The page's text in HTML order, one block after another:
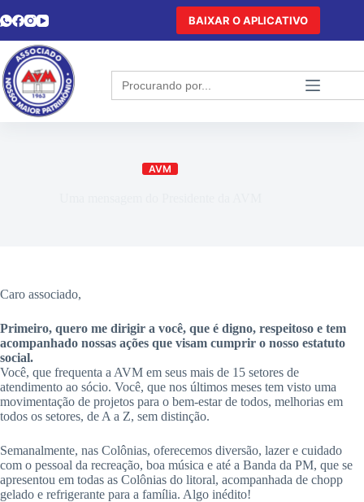
BAIXAR O APLICATIVO
Search
for:
AVM
Caro associado,
Primeiro, quero me dirigir a você, que é digno, respeitoso e tem
acompanhado nossas ações que visam cumprir o nosso estatuto
social.
Você, que frequenta a AVM em seus mais de 15 setores de
atendimento ao sócio. Você, que nos últimos meses tem visto uma
movimentação de projetos para o bem-estar de todos, melhorias em
todos os setores, de A a Z, sem distinção.
Semanalmente, nas Colônias, oferecemos diversão, lazer e cuidado
com o pessoal da recreação, boa música e até a Banda da PM, que se
apresentou em todas as Colônias do litoral, acompanhada de chopp
gelado e refrigerante para a família. Algo inédito!